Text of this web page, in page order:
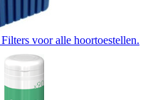
Filters voor alle hoortoestellen.